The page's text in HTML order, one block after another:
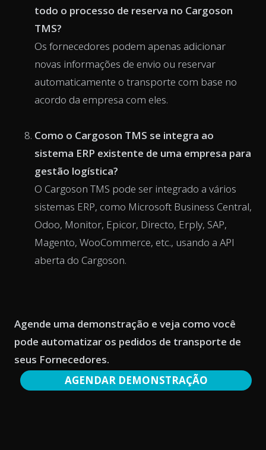
todo o processo de reserva no Cargoson
TMS?
Os fornecedores podem apenas adicionar
novas informações de envio ou reservar
automaticamente o transporte com base no
acordo da empresa com eles.
Como o Cargoson TMS se integra ao
sistema ERP existente de uma empresa para
gestão logística?
O Cargoson TMS pode ser integrado a vários
sistemas ERP, como Microsoft Business Central,
Odoo, Monitor, Epicor, Directo, Erply, SAP,
Magento, WooCommerce, etc., usando a API
aberta do Cargoson.
Agende uma demonstração e veja como você
pode automatizar os pedidos de transporte de
seus Fornecedores.
AGENDAR DEMONSTRAÇÃO